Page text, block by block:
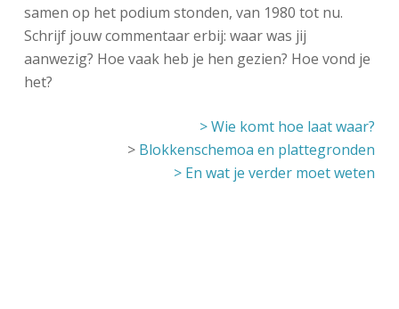
samen op het podium stonden, van 1980 tot nu.
Schrijf jouw commentaar erbij: waar was jij
aanwezig? Hoe vaak heb je hen gezien? Hoe vond je
het?
> Wie komt hoe laat waar?
> Blokkenschemoa en plattegronden
> En wat je verder moet weten